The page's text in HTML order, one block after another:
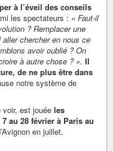
à l’éveil des conseils
les spectateurs : « Faut-il
? Remplacer une
chercher en nous ce
avoir oublié ? On
à autre chose ? ». Il
de ne plus être dans
notre système de
voir, est jouée les
au 28 février à Paris au
en juillet.